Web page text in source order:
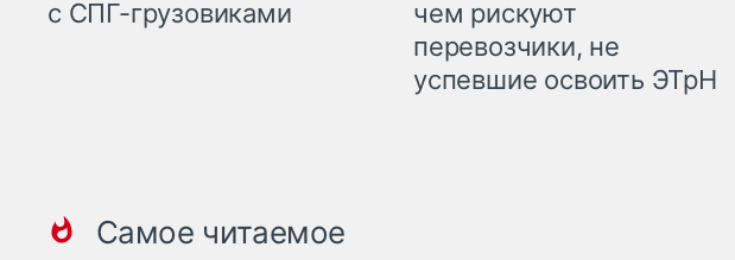
с СПГ-грузовиками
чем рискуют
перевозчики, не
успевшие освоить ЭТрН
Самое читаемое